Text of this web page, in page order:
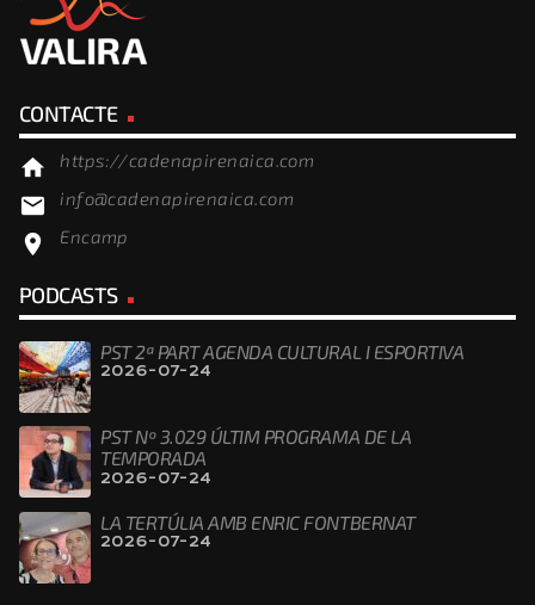
CONTACTE
home https://cadenapirenaica.com
email info@cadenapirenaica.com
location_on Encamp
PODCASTS
PST 2ª PART AGENDA CULTURAL I ESPORTIVA
2026-07-24
PST Nº 3.029 ÚLTIM PROGRAMA DE LA
TEMPORADA
2026-07-24
LA TERTÚLIA AMB ENRIC FONTBERNAT
2026-07-24